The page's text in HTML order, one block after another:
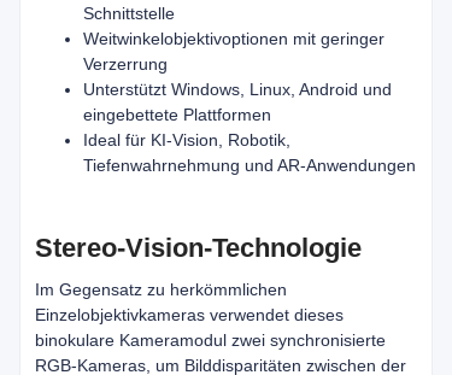
Schnittstelle
Weitwinkelobjektivoptionen mit geringer
Verzerrung
Unterstützt Windows, Linux, Android und
eingebettete Plattformen
Ideal für KI-Vision, Robotik,
Tiefenwahrnehmung und AR-Anwendungen
Stereo-Vision-Technologie
Im Gegensatz zu herkömmlichen
Einzelobjektivkameras verwendet dieses
binokulare Kameramodul zwei synchronisierte
RGB-Kameras, um Bilddisparitäten zwischen der